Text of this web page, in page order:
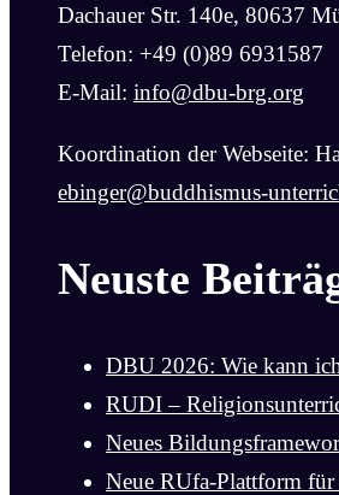
Dachauer Str. 140e, 80637
Telefon: +49 (0)89 6931587
E-Mail: info@dbu-brg.org
Koordination der Webseite:
ebinger@buddhismus-
Neuste
DBU 2026: Wie kann
RUDI –
Neues
Neue RUfa-Plattform